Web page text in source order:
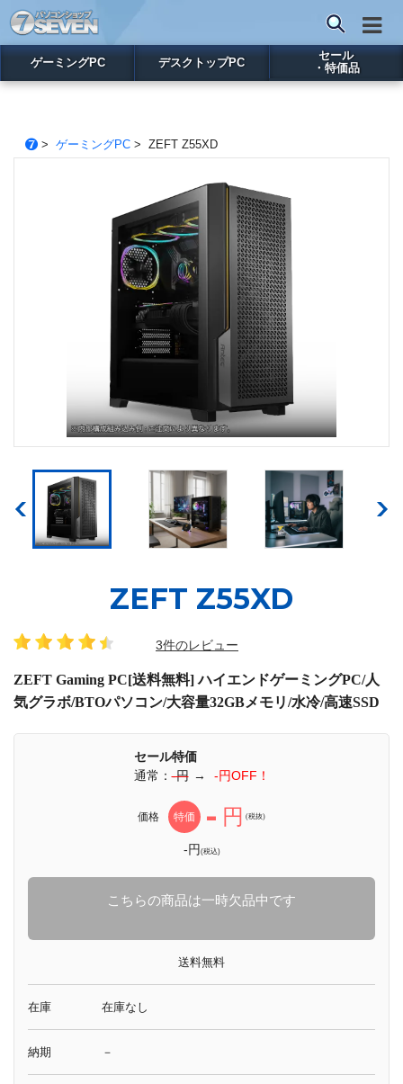
ゲーミングPC デスクトップPC
セール
・特価品
> ゲーミングPC> ZEFT Z55XD
ZEFT Z55XD
3件のレビュー
ZEFT Gaming PC[送料無料] ハイエンドゲーミングPC/人
気グラボ/BTOパソコン/大容量32GBメモリ/水冷/高速SSD
セール特価
通常：-円 → -円OFF！
価格 特価 - 円 (税抜)
-円(税込)
こちらの商品は一時欠品中です
送料無料
在庫 在庫なし
納期 －